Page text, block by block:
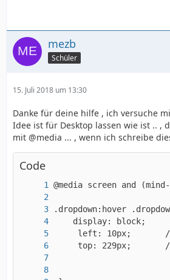
mezb
Schüler
15. Juli 2018 um 13:30
Danke für deine hilfe , ich versuche
Idee ist für Desktop lassen wie ist .. ,
mit @media ... , wenn ich schreibe
Code